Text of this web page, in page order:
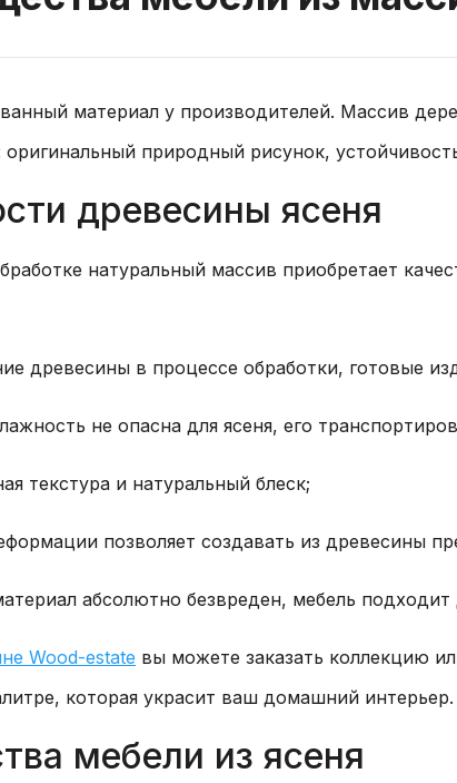
материал у производителей. Массив
оригинальный природный рисунок,
древесины ясеня
натуральный массив приобретает
древесины в процессе обработки, готовые
не опасна для ясеня, его
текстура и натуральный блеск;
позволяет создавать из древесины
абсолютно безвреден, мебель
Wood-estate вы можете заказать коллекцию
которая украсит ваш домашний интерьер.
мебели из ясеня